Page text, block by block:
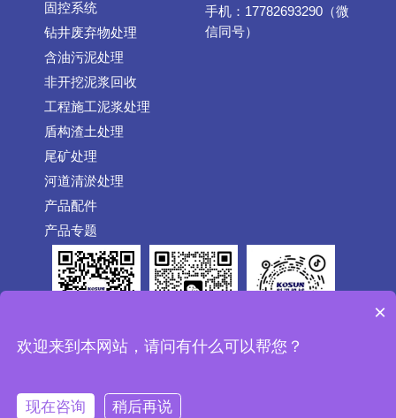
固控系统
钻井废弃物处理
含油污泥处理
非开挖泥浆回收
工程施工泥浆处理
盾构渣土处理
尾矿处理
河道清淤处理
产品配件
产品专题
手机：17782693290（微
信同号）
公众号 微信 抖音
Reserved 西安科迅机械制造有限公司 版权所有 |
×
欢迎来到本网站，请问有什么可以帮您？
现在咨询 稍后再说